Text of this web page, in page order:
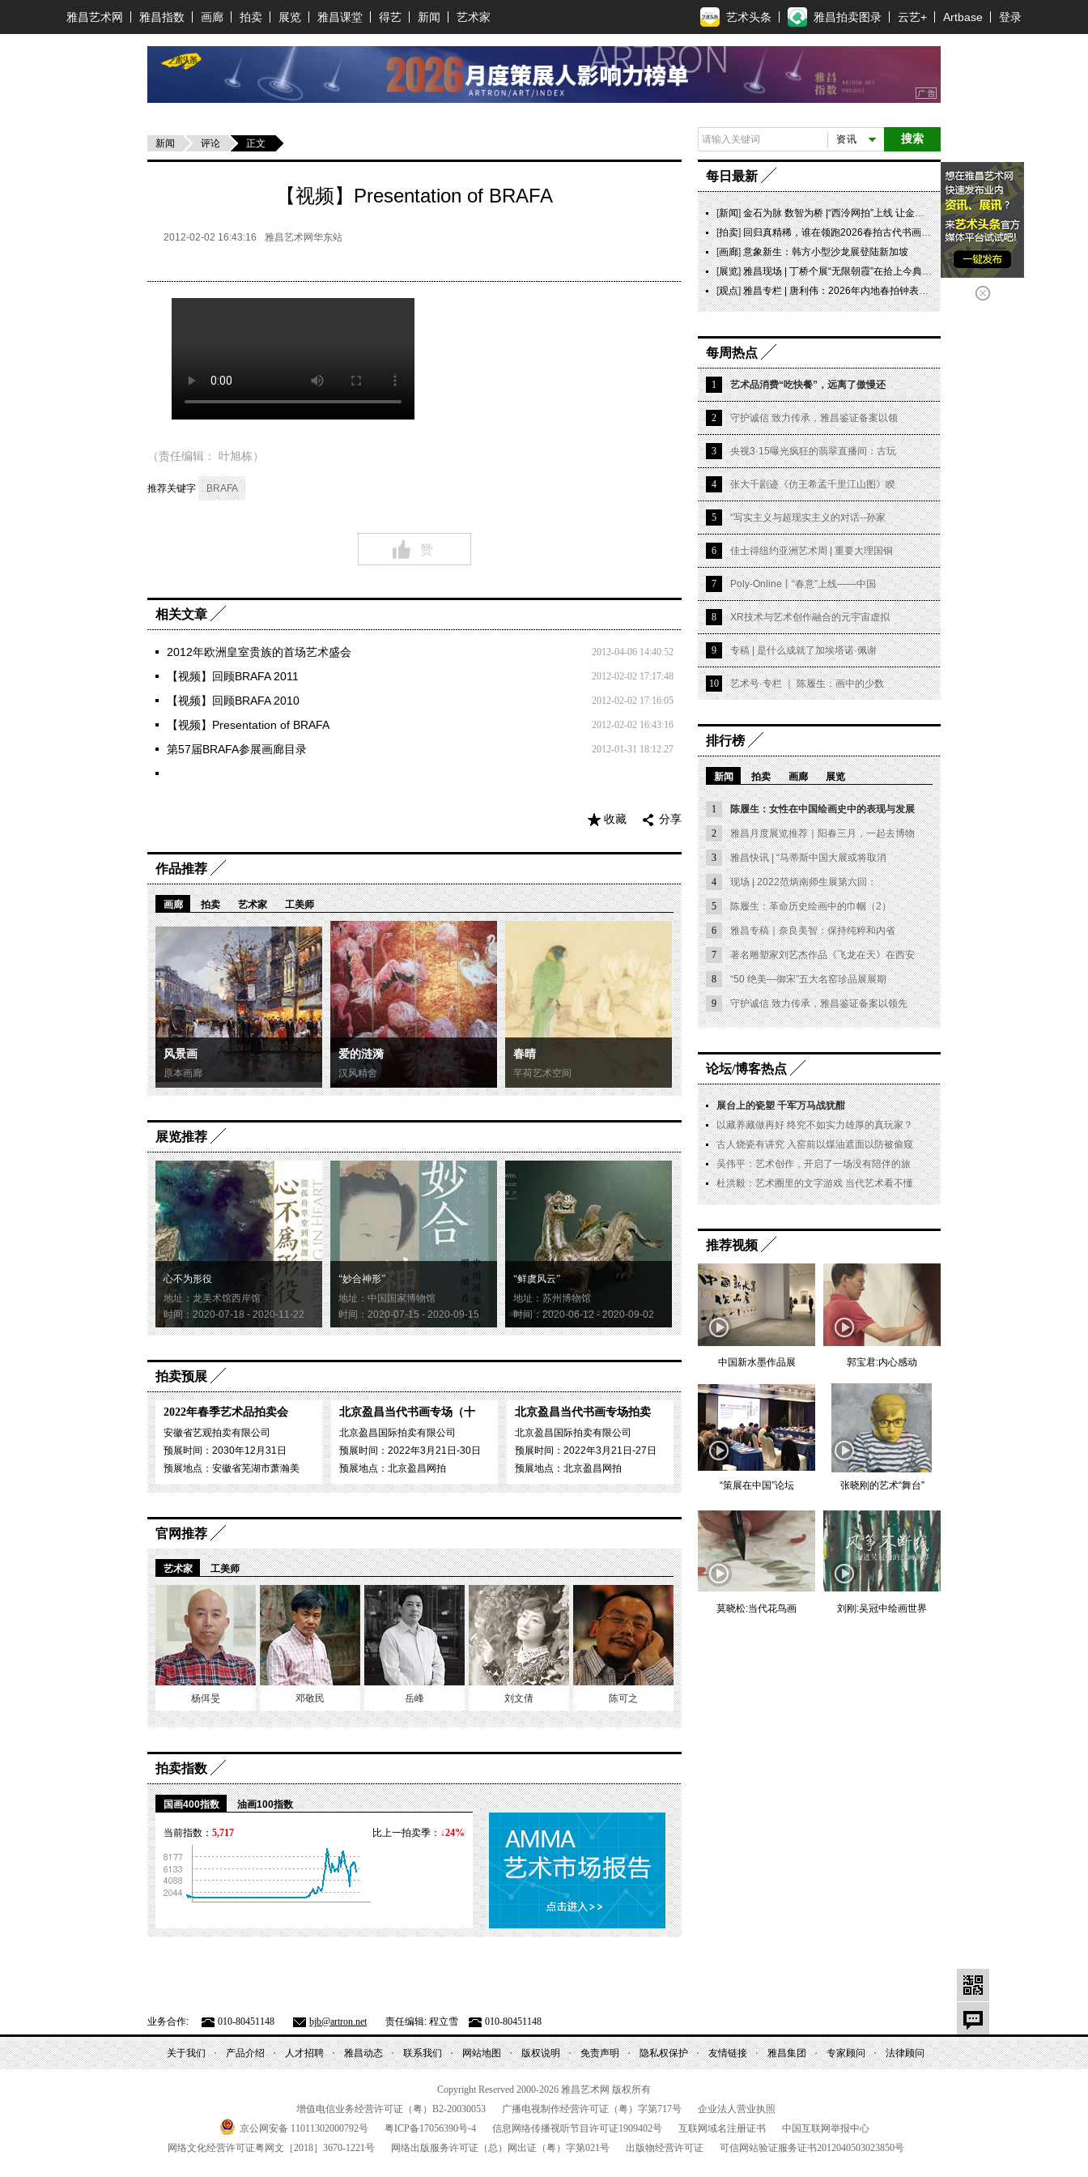
雅昌艺术网 雅昌指数 画廊 拍卖 展览 雅昌课堂 得艺 新闻 艺术家 艺术头条 雅昌拍卖图录 云艺+ Artbase 登录
新闻 评论 正文
【视频】Presentation of BRAFA
2012-02-02 16:43:16 雅昌艺术网华东站
（责任编辑： 叶旭栋）
推荐关键字 BRAFA
赞
相关文章
2012-04-06 14:40:52
2012年欧洲皇室贵族的首场艺术盛会
2012-02-02 17:17:48
【视频】回顾BRAFA 2011
2012-02-02 17:16:05
【视频】回顾BRAFA 2010
2012-02-02 16:43:16
【视频】Presentation of BRAFA
2012-01-31 18:12:27
第57届BRAFA参展画廊目录
分享
收藏
作品推荐
画廊 拍卖 艺术家 工美师
风景画
原本画廊
爱的涟漪
汉风精舍
春晴
芊荷艺术空间
展览推荐
心不为形役
地址：龙美术馆西岸馆
时间：2020-07-18 - 2020-11-22
“妙合神形”
地址：中国国家博物馆
时间：2020-07-15 - 2020-09-15
“鲜虞风云”
地址：苏州博物馆
时间：2020-06-12 - 2020-09-02
拍卖预展
2022年春季艺术品拍卖会
安徽省艺观拍卖有限公司
预展时间：2030年12月31日
预展地点：安徽省芜湖市萧瀚美
北京盈昌当代书画专场（十
北京盈昌国际拍卖有限公司
预展时间：2022年3月21日-30日
预展地点：北京盈昌网拍
北京盈昌当代书画专场拍卖
北京盈昌国际拍卖有限公司
预展时间：2022年3月21日-27日
预展地点：北京盈昌网拍
官网推荐
艺术家 工美师
杨佴旻 邓敬民 岳峰 刘文倩 陈可之
拍卖指数
国画400指数 油画100指数
比上一拍卖季： ↓24%
当前指数： 5,717
搜索
资讯
每日最新
[新闻]金石为脉 数智为桥 |“西泠网拍”上线 让金石文脉触手可及
[拍卖]回归真精稀，谁在领跑2026春拍古代书画市场？
[画廊]意象新生：韩方小型沙龙展登陆新加坡
[展览]雅昌现场 | 丁桥个展“无限朝霞”在拾上今典艺术中心开幕
[观点]雅昌专栏 | 唐利伟：2026年内地春拍钟表市场观察 赛道重构、圈层分化与收藏逻辑迭代
每周热点
1 艺术品消费“吃快餐”，远离了傲慢还
2 守护诚信 致力传承，雅昌鉴证备案以领
3 央视3·15曝光疯狂的翡翠直播间：古玩
4 张大千剧迹《仿王希孟千里江山图》睽
5 “写实主义与超现实主义的对话--孙家
6 佳士得纽约亚洲艺术周 | 重要大理国铜
7 Poly-Online丨“春意”上线——中国
8 XR技术与艺术创作融合的元宇宙虚拟
9 专稿 | 是什么成就了加埃塔诺·佩谢
10 艺术号·专栏 ｜ 陈履生：画中的少数
排行榜
新闻 拍卖 画廊 展览
1 陈履生：女性在中国绘画史中的表现与发展
2 雅昌月度展览推荐｜阳春三月，一起去博物
3 雅昌快讯 | “马蒂斯中国大展或将取消
4 现场 | 2022范炳南师生展第六回：
5 陈履生：革命历史绘画中的巾帼（2）
6 雅昌专稿｜奈良美智：保持纯粹和内省
7 著名雕塑家刘艺杰作品《飞龙在天》在西安
8 “50 绝美—御宋”五大名窑珍品展展期
9 守护诚信 致力传承，雅昌鉴证备案以领先
论坛/博客热点
展台上的瓷塑 千军万马战犹酣
以藏养藏做再好 终究不如实力雄厚的真玩家？
古人烧瓷有讲究 入窑前以煤油遮面以防被偷窥
吴伟平：艺术创作，开启了一场没有陪伴的旅
杜洪毅：艺术圈里的文字游戏 当代艺术看不懂
推荐视频
中国新水墨作品展 郭宝君:内心感动
“策展在中国”论坛 张晓刚的艺术“舞台”
莫晓松:当代花鸟画 刘刚:吴冠中绘画世界
业务合作: 010-80451148 bjb@artron.net 责任编辑: 程立雪 010-80451148
关于我们 产品介绍 人才招聘 雅昌动态 联系我们 网站地图 版权说明 免责声明 隐私权保护 友情链接 雅昌集团 专家顾问 法律顾问
Copyright Reserved 2000-2026 雅昌艺术网 版权所有
增值电信业务经营许可证（粤） B2-20030053 广播电视制作经营许可证（粤）字第717号
企业法人营业执照
京公网安备 11011302000792号
粤ICP备17056390号-4 信息网络传播视听节目许可证1909402号 互联网域名注册证书
中国互联网举报中心
网络文化经营许可证粤网文 ［2018］3670-1221号 网络出版服务许可证 （总）网出证（粤）字第021号 出版物经营许可证 可信网站验证服务证书2012040503023850号